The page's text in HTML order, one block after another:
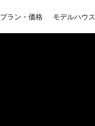
プラン・価格 モデルハウス